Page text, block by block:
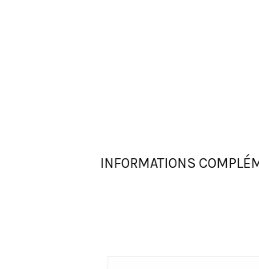
INFORMATIONS